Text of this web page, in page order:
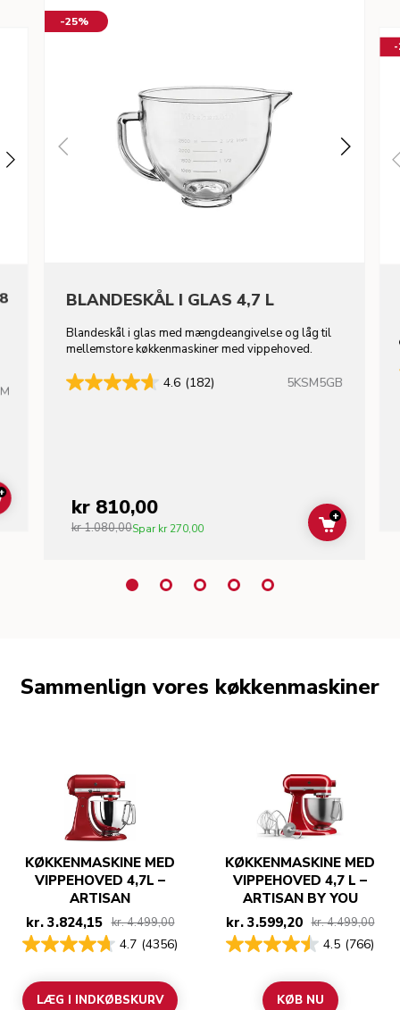
ADD TO CART
-25%
BLANDESKÅL I GLAS 4,7 L
Blandeskål i glas med mængdeangivelse og låg til
mellemstore køkkenmaskiner med vippehoved.
4.6 (182) 5KSM5GB
kr 810,00
kr 1.080,00Spar kr 270,00 ADD TO
+
-
Sammenlign vores køkkenmaskiner
KØKKENMASKINE MED
VIPPEHOVED 4,7L –
ARTISAN
kr. 3.824,15 kr. 4.499,00
4.7 (4356)
LÆG I INDKØBSKURV
KØKKENMASKINE MED
VIPPEHOVED 4,7 L –
ARTISAN BY YOU
kr. 3.599,20 kr. 4.499,00
4.5 (766)
KØB NU